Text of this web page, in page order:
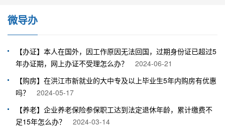
微导办
【办证】本人在国外，因工作原因无法回国，过期身份证已超过5
年办证期，网上办证不受理怎么办？
2024-06-21
【购房】在洪江市新就业的大中专及以上毕业生5年内购房有优惠
吗？
2024-05-17
【养老】企业养老保险参保职工达到法定退休年龄，累计缴费不
足15年怎么办？
2024-03-14